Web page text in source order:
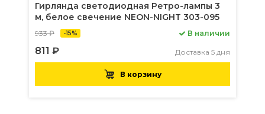
Гирлянда светодиодная Ретро-лампы 3
м, белое свечение NEON-NIGHT 303-095
933 ₽ -15%
811 ₽
В наличии
Доставка 5 дня
В корзину